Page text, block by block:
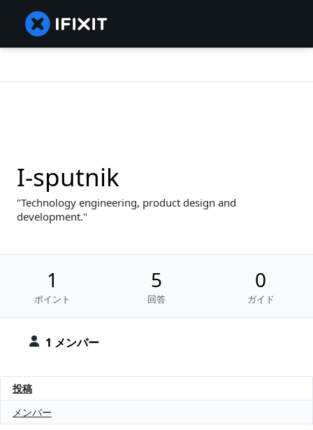
1 メンバー
I-sputnik
Technology engineering, product design and
development.
1
ポイント
5
回答
0
ガイド
投稿
メンバー